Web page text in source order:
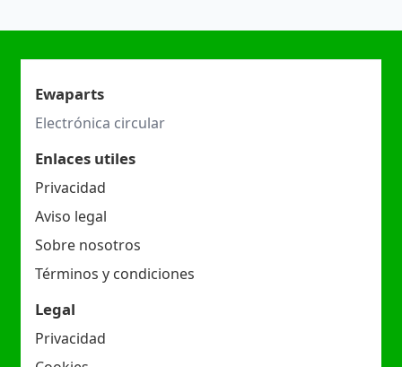
Ewaparts
Electrónica circular
Enlaces utiles
Privacidad
Aviso legal
Sobre nosotros
Términos y condiciones
Legal
Privacidad